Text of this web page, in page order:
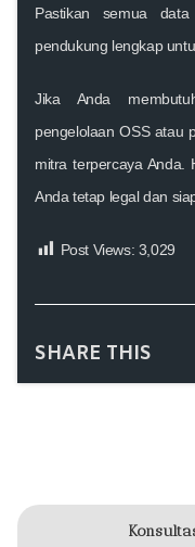
Pastikan semua
pendukung lengkap
Jika Anda
pengelolaan OSS atau
mitra terpercaya Anda.
Anda tetap legal dan
Post Views: 3,029
SHARE THIS